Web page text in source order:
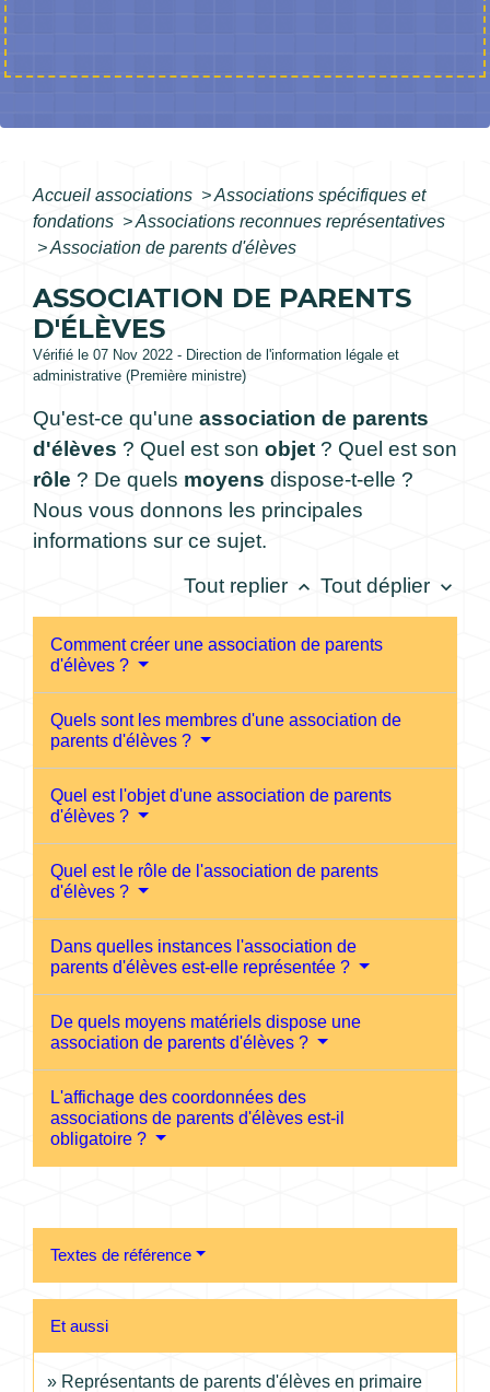
Accueil associations >Associations spécifiques et
fondations >Associations reconnues représentatives
>Association de parents d'élèves
ASSOCIATION DE PARENTS
D'ÉLÈVES
Vérifié le 07 Nov 2022 - Direction de l'information légale et
administrative (Première ministre)
Qu'est-ce qu'une association de parents
d'élèves ? Quel est son objet ? Quel est son
rôle ? De quels moyens dispose-t-elle ?
Nous vous donnons les principales
informations sur ce sujet.
Tout replier keyboard_arrow_up Tout déplier keyboard_arrow_down
Comment créer une association de parents
d'élèves ?
Quels sont les membres d'une association de
parents d'élèves ?
Quel est l'objet d'une association de parents
d'élèves ?
Quel est le rôle de l'association de parents
d'élèves ?
Dans quelles instances l'association de
parents d'élèves est-elle représentée ?
De quels moyens matériels dispose une
association de parents d'élèves ?
L'affichage des coordonnées des
associations de parents d'élèves est-il
obligatoire ?
Textes de référence
Et aussi
Représentants de parents d'élèves en primaire